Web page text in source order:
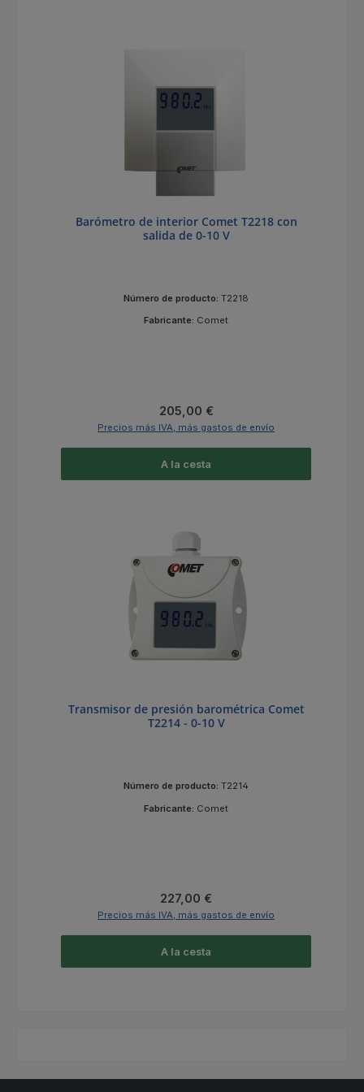
Barómetro de interior Comet T2218 con
salida de 0-10 V
Número de producto: T2218
Fabricante: Comet
Precio normal:
205,00 €
Precios más IVA, más gastos de envío
A la cesta
Transmisor de presión barométrica Comet
T2214 - 0-10 V
Número de producto: T2214
Fabricante: Comet
Precio normal:
227,00 €
Precios más IVA, más gastos de envío
A la cesta